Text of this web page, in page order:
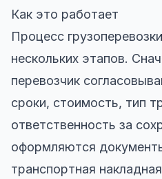
Как это работает
Процесс
нескольких этапов.
перевозчик
сроки, стоимость, тип
ответственность за
оформляются
транспортная